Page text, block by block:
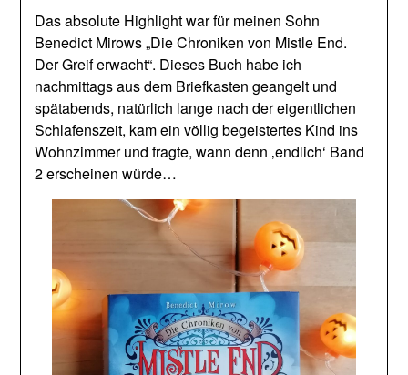
Das absolute Highlight war für meinen Sohn
Benedict Mirows „Die Chroniken von Mistle End.
Der Greif erwacht“. Dieses Buch habe ich
nachmittags aus dem Briefkasten geangelt und
spätabends, natürlich lange nach der eigentlichen
Schlafenszeit, kam ein völlig begeistertes Kind ins
Wohnzimmer und fragte, wann denn ‚endlich‘ Band
2 erscheinen würde…